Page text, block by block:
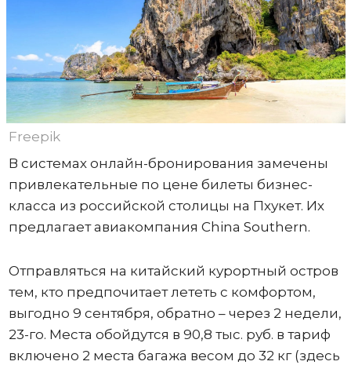
Freepik
В системах онлайн-бронирования замечены
привлекательные по цене билеты бизнес-
класса из российской столицы на Пхукет. Их
предлагает авиакомпания China Southern.
Отправляться на китайский курортный остров
тем, кто предпочитает лететь с комфортом,
выгодно 9 сентября, обратно – через 2 недели,
23-го. Места обойдутся в 90,8 тыс. руб. в тариф
включено 2 места багажа весом до 32 кг (здесь